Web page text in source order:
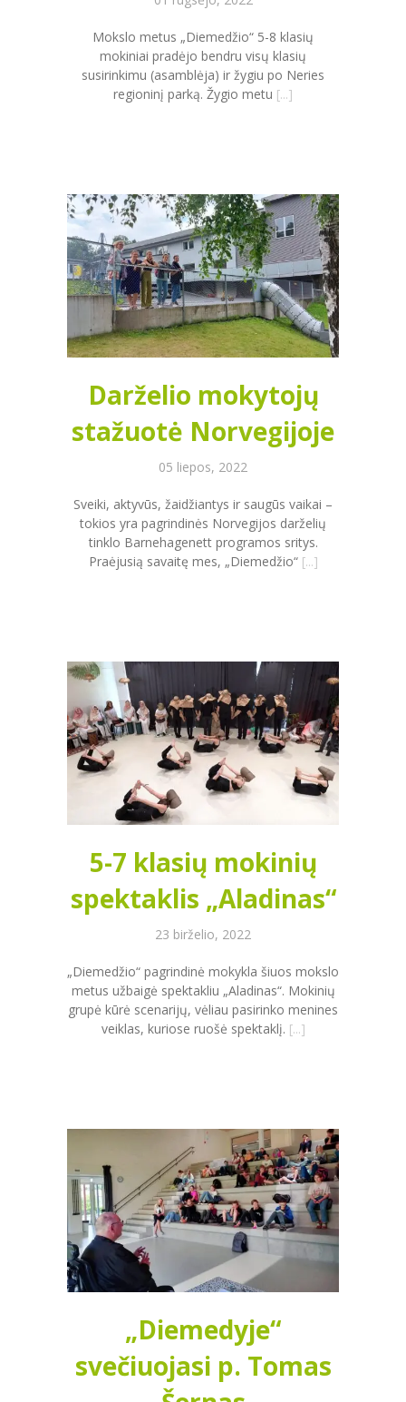
Mokslo metus „Diemedžio“ 5-8 klasių
mokiniai pradėjo bendru visų klasių
susirinkimu (asamblėja) ir žygiu po Neries
regioninį parką. Žygio metu [...]
Darželio mokytojų
stažuotė Norvegijoje
05 liepos, 2022
Sveiki, aktyvūs, žaidžiantys ir saugūs vaikai –
tokios yra pagrindinės Norvegijos darželių
tinklo Barnehagenett programos sritys.
Praėjusią savaitę mes, „Diemedžio“ [...]
5-7 klasių mokinių
spektaklis „Aladinas“
23 birželio, 2022
„Diemedžio“ pagrindinė mokykla šiuos mokslo
metus užbaigė spektakliu „Aladinas“. Mokinių
grupė kūrė scenarijų, vėliau pasirinko menines
veiklas, kuriose ruošė spektaklį. [...]
„Diemedyje“
svečiuojasi p. Tomas